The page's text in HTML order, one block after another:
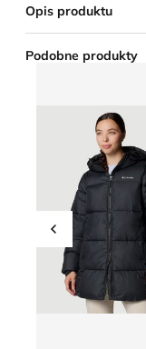
Opis produktu
Podobne produkty
Przesuń w